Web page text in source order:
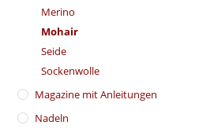
Merino
Mohair
Seide
Sockenwolle
Magazine mit Anleitungen
Nadeln